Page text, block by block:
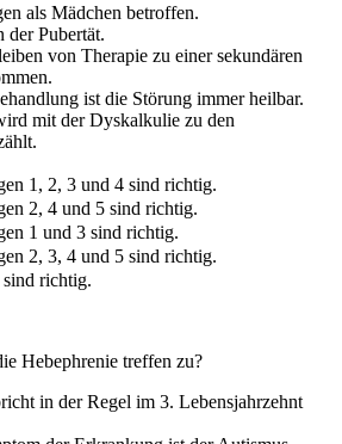
als Mädchen betroffen.
der Pubertät.
von Therapie zu einer sekundären
ist die Störung immer heilbar.
mit der Dyskalkulie zu den
1, 2, 3 und 4 sind richtig.
2, 4 und 5 sind richtig.
1 und 3 sind richtig.
2, 3, 4 und 5 sind richtig.
richtig.
Hebephrenie treffen zu?
in der Regel im 3. Lebensjahrzehnt